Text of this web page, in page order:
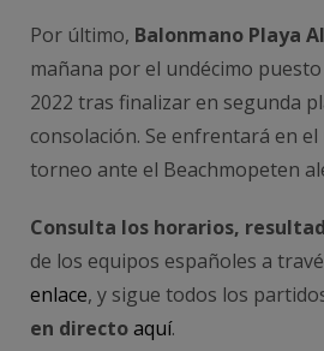
Por último, Balonmano Playa
mañana por el undécimo puesto
2022 tras finalizar en segunda
consolación. Se enfrentará en
torneo ante el Beachmopeten
Consulta los horarios,
de los equipos españoles a
enlace, y sigue todos los
en directoaquí.